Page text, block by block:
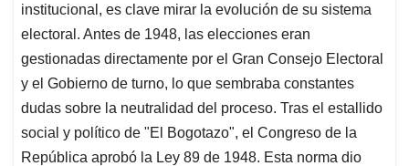
institucional, es clave mirar la evolución de su sistema
electoral. Antes de 1948, las elecciones eran
gestionadas directamente por el Gran Consejo Electoral
y el Gobierno de turno, lo que sembraba constantes
dudas sobre la neutralidad del proceso. Tras el estallido
social y político de "El Bogotazo", el Congreso de la
República aprobó la Ley 89 de 1948. Esta norma dio